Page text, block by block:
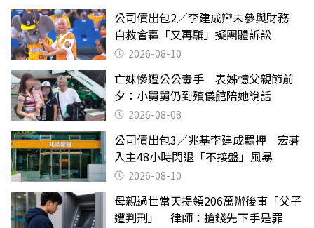
公司債出包2／李建成辯未參與財務
自救會轟「又再騙」擬團體訴訟
2026-08-10
亡妹慘遭公公毒手 表姊憶父親節前
夕：小舅舅仍到殯儀館陪她說話
2026-08-08
公司債出包3／兆基李建成羈押 宏碁
入主48小時閃退「不接盤」風暴
2026-08-10
母親過世當天提領206萬辦後事「父子
遭判刑」 律師：搶錢先下手是罪